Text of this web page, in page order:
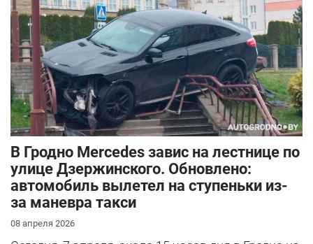
В Гродно Mercedes завис на лестнице по
улице Дзержинского. Обновлено:
автомобиль вылетел на ступеньки из-
за маневра такси
08 апреля 2026